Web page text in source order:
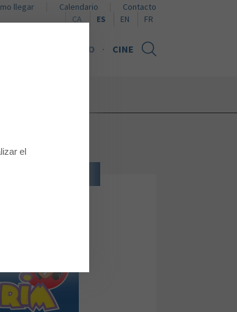
TARJETA REGALO CINE
llegar Calendario
Contacto
CA Naviguer en català
ES EN Browse in English
FR
el